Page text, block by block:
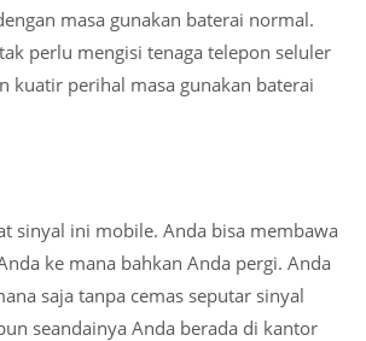
masa gunakan baterai normal.
perlu mengisi tenaga telepon seluler
kuatir perihal masa gunakan baterai
sinyal ini mobile. Anda bisa membawa
ke mana bahkan Anda pergi. Anda
saja tanpa cemas seputar sinyal
seandainya Anda berada di kantor